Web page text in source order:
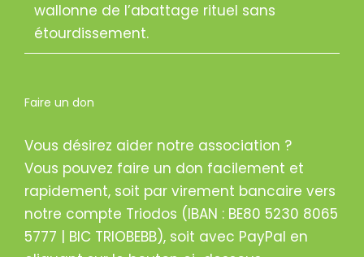
wallonne de l’abattage rituel sans
étourdissement.
Faire un don
Vous désirez aider notre association ?
Vous pouvez faire un don facilement et
rapidement, soit par virement bancaire vers
notre compte Triodos (IBAN : BE80 5230 8065
5777 | BIC TRIOBEBB), soit avec PayPal en